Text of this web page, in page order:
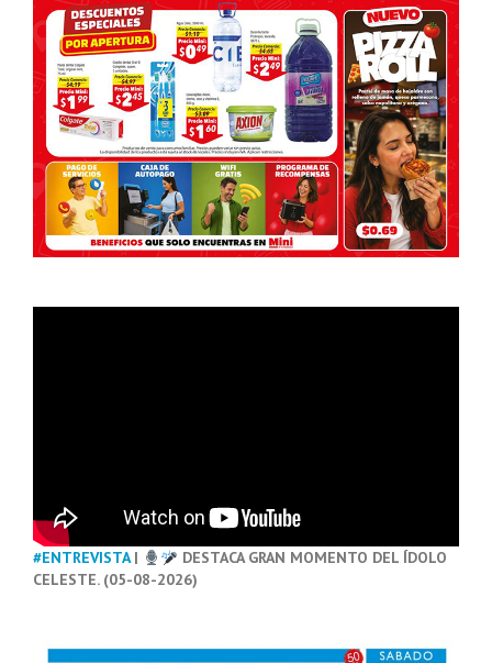
#ENTREVISTA|
DESTACA GRAN MOMENTO DEL ÍDOLO
CELESTE. (05-08-2026)